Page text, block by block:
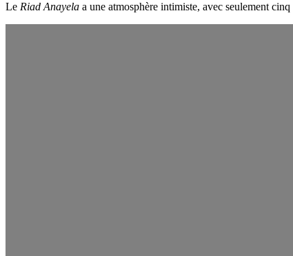
Le Riad Anayela a une atmosphère intimiste, avec seulement